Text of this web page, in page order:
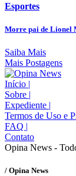
Esportes
Morre pai de Lionel
Saiba Mais
Mais Postagens
Início |
Sobre |
Expediente |
Termos de Uso e
FAQ |
Contato
Opina News -
/ Opina News